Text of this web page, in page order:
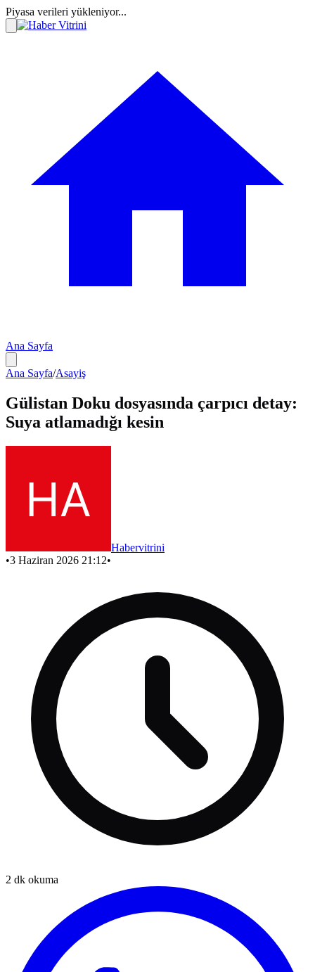
Piyasa verileri yükleniyor...
Ana Sayfa
Ana Sayfa/Asayiş
Gülistan Doku dosyasında çarpıcı detay:
Suya atlamadığı kesin
Habervitrini
•3 Haziran 2026 21:12•
2 dk okuma